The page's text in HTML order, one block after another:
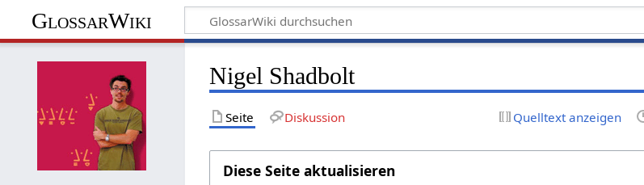
GlossarWiki
Nigel Shadbolt
Seite Diskussion Quelltext anzeigen
Diese Seite aktualisieren